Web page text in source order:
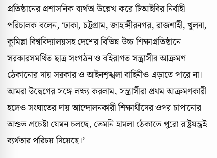
প্রতিষ্ঠানের প্রশাসনিক ব্যর্থতা উল্লেখ করে টিআইবির নির্বাহী
পরিচালক বলেন, ‘ঢাকা, চট্টগ্রাম, জাহাঙ্গীরনগর, রাজশাহী, খুলনা,
কুমিল্লা বিশ্ববিদ্যালয়সহ দেশের বিভিন্ন উচ্চ শিক্ষাপ্রতিষ্ঠানে
সরকারসমর্থিত ছাত্র সংগঠন ও বহিরাগত সন্ত্রাসীর আক্রমণ
ঠেকানোর দায় সরকার ও আইনশৃঙ্খলা বাহিনীও এড়াতে পারে না।
আমরা উদ্বেগের সঙ্গে লক্ষ্য করলাম, সন্ত্রাসীরা প্রথম আক্রমণকারী
হলেও সংঘাতের দায় আন্দোলনকারী শিক্ষার্থীদের ওপর চাপানোর
অশুভ প্রচেষ্টা যেমন চলছে, তেমনি হামলা ঠেকাতে পুরো রাষ্ট্রযন্ত্রই
ব্যর্থতার পরিচয় দিয়েছে।’